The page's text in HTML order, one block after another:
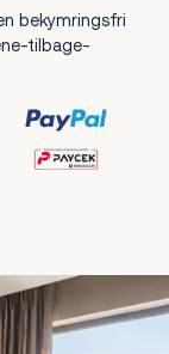
bekymringsfri
tilbage-